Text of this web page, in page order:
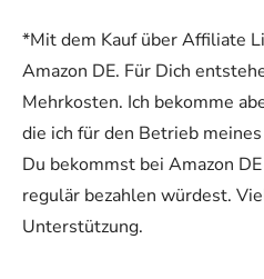
*Mit dem Kauf über Affiliate
Amazon DE. Für Dich
Mehrkosten. Ich bekomme
die ich für den Betrieb
Du bekommst bei Amazon
regulär bezahlen würdest.
Unterstützung.